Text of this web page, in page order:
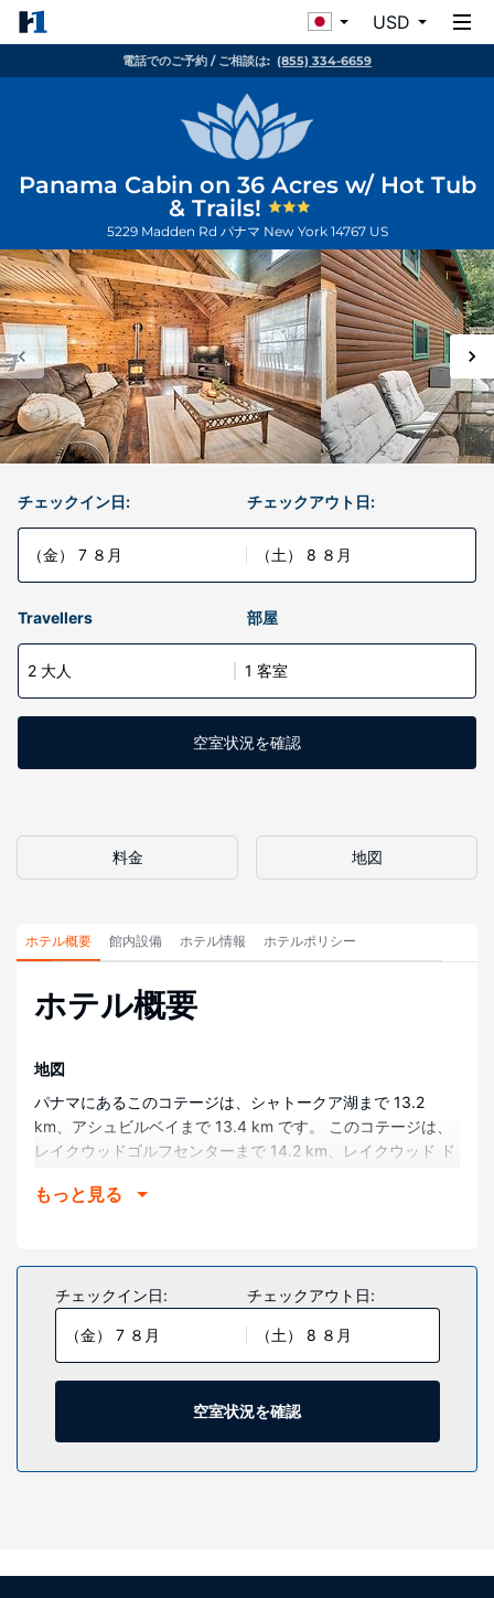
USD
電話でのご予約 / ご相談は: (855) 334-6659
Panama Cabin on 36 Acres w/ Hot Tub
& Trails!
5229 Madden Rd パナマ New York 14767 US
チェックイン日:
（金） 7 ８月
チェックアウト日:
（土） 8 ８月
Travellers 部屋
2 大人 1 客室
空室状況を確認
料金 地図
ホテル概要 館内設備 ホテル情報 ホテルポリシー
ホテル概要
地図
パナマにあるこのコテージは、シャトークア湖まで 13.2
km、アシュビルベイまで 13.4 km です。 このコテージは、
レイクウッドゴルフセンターまで 14.2 km、レイクウッド ド
部屋
キッチンにはオーブン、コンロ、電子レンジが備わっていま
す。洗濯機とシーリングファンをご利用いただけます。
便利なWiFi (無料)、バーベキューグリルなどをご利用いただ
けます。
敷地内にはセルフパーキング (無料) が備わっています。
もっと見る
チェックイン日:
（金） 7 ８月
チェックアウト日:
（土） 8 ８月
空室状況を確認